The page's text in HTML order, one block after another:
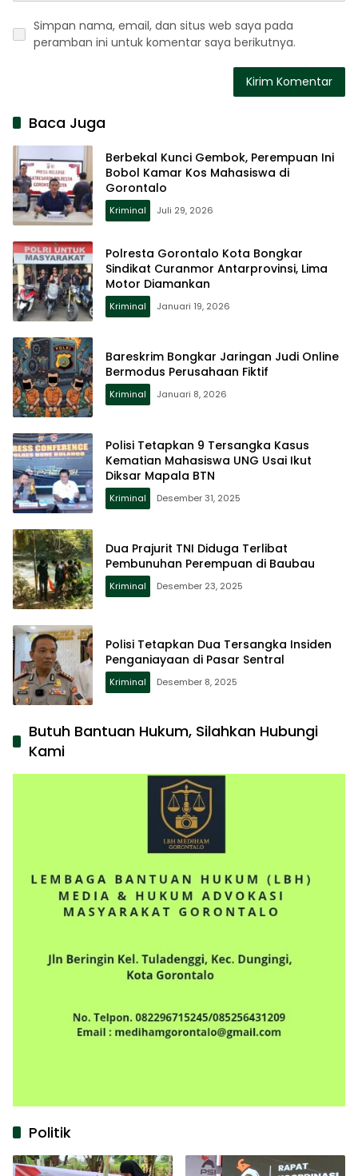
Simpan nama, email, dan situs web saya pada
peramban ini untuk komentar saya berikutnya.
Baca Juga
Berbekal Kunci Gembok, Perempuan Ini
Bobol Kamar Kos Mahasiswa di
Gorontalo
Kriminal Juli 29, 2026
Polresta Gorontalo Kota Bongkar
Sindikat Curanmor Antarprovinsi, Lima
Motor Diamankan
Kriminal Januari 19, 2026
Bareskrim Bongkar Jaringan Judi Online
Bermodus Perusahaan Fiktif
Kriminal Januari 8, 2026
Polisi Tetapkan 9 Tersangka Kasus
Kematian Mahasiswa UNG Usai Ikut
Diksar Mapala BTN
Kriminal Desember 31, 2025
Dua Prajurit TNI Diduga Terlibat
Pembunuhan Perempuan di Baubau
Kriminal Desember 23, 2025
Polisi Tetapkan Dua Tersangka Insiden
Penganiayaan di Pasar Sentral
Kriminal Desember 8, 2025
Butuh Bantuan Hukum, Silahkan Hubungi
Kami
Politik